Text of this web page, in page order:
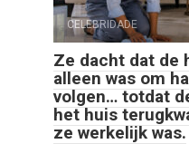
CELEBRIDADE
Ze dacht dat de
alleen was om
volgen… totdat
het huis
ze werkelijk was.